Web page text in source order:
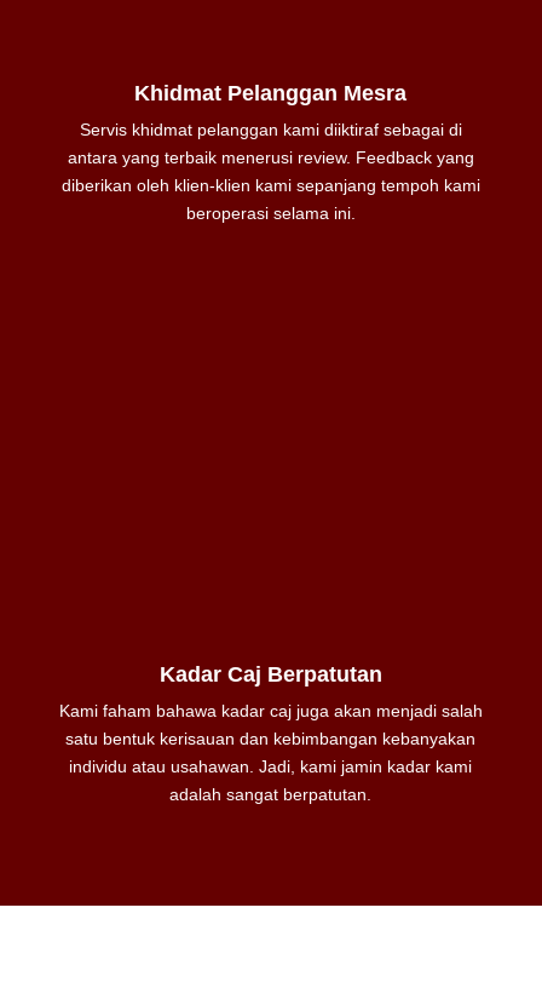
Khidmat Pelanggan Mesra
Servis khidmat pelanggan kami diiktiraf sebagai di
antara yang terbaik menerusi review. Feedback yang
diberikan oleh klien-klien kami sepanjang tempoh kami
beroperasi selama ini.
Kadar Caj Berpatutan
Kami faham bahawa kadar caj juga akan menjadi salah
satu bentuk kerisauan dan kebimbangan kebanyakan
individu atau usahawan. Jadi, kami jamin kadar kami
adalah sangat berpatutan.